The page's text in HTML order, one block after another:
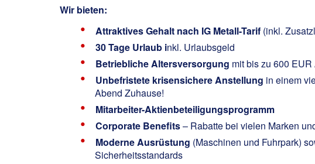
Wir bieten:
Attraktives Gehalt nach IG Metall-Tarif (inkl.
30 Tage Urlaub inkl. Urlaubsgeld
Betriebliche Altersversorgung mit bis zu 600
Unbefristete krisensichere Anstellung in einem
Abend Zuhause!
Mitarbeiter-Aktienbeteiligungsprogramm
Corporate Benefits– Rabatte bei vielen Marken
Moderne Ausrüstung (Maschinen und Fuhrpark)
Sicherheitsstandards